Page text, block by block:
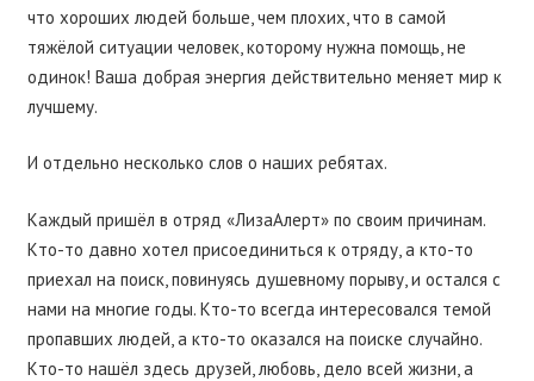
что хороших людей больше, чем плохих, что в самой
тяжёлой ситуации человек, которому нужна помощь, не
одинок! Ваша добрая энергия действительно меняет мир к
лучшему.
И отдельно несколько слов о наших ребятах.
Каждый пришёл в отряд «ЛизаАлерт» по своим причинам.
Кто-то давно хотел присоединиться к отряду, а кто-то
приехал на поиск, повинуясь душевному порыву, и остался с
нами на многие годы. Кто-то всегда интересовался темой
пропавших людей, а кто-то оказался на поиске случайно.
Кто-то нашёл здесь друзей, любовь, дело всей жизни, а